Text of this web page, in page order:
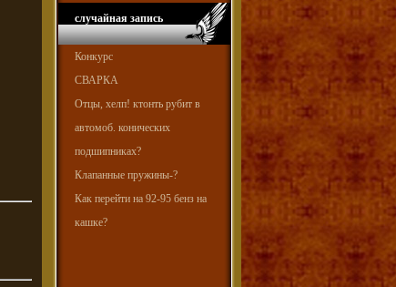
случайная запись
Конкурс
СВАРКА
Отцы, хелп! ктонть рубит в
автомоб. конических
подшипниках?
Клапанные пружины-?
Как перейти на 92-95 бенз на
кашке?